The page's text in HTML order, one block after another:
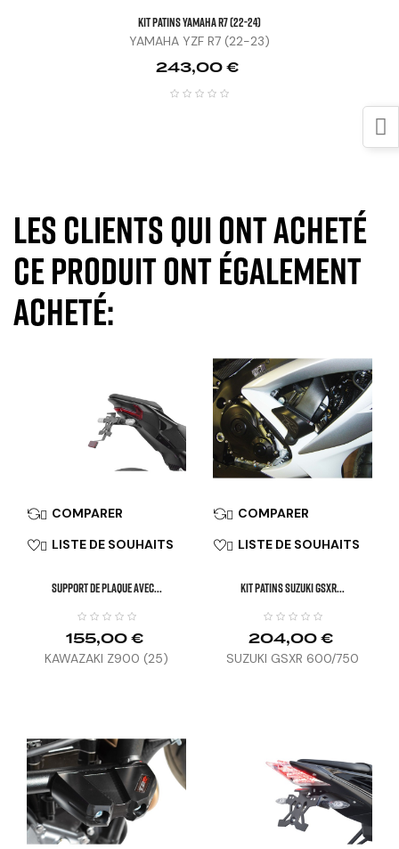
KIT PATINS YAMAHA R7 (22-24)
YAMAHA YZF R7 (22-23)
Prix
243,00 €
Les clients qui ont acheté
ce produit ont également
acheté:
 COMPARER
 LISTE DE SOUHAITS
SUPPORT DE PLAQUE AVEC...
155,00 €
KAWAZAKI Z900 (25)
 COMPARER
 LISTE DE SOUHAITS
KIT PATINS SUZUKI GSXR...
204,00 €
SUZUKI GSXR 600/750